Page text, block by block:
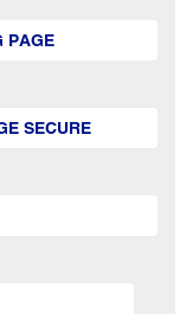
PAGE
SECURE